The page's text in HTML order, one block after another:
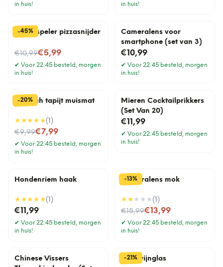
in huis!
in huis!
-45%
Platenspeler pizzasnijder
€10,99
Nu voor€5,99
✔ Voor 22:45 besteld, morgen
in huis!
Cameralens voor
smartphone (set van 3)
€10,99
✔ Voor 22:45 besteld, morgen
in huis!
-20%
Perzisch tapijt muismat
★★★★★( 1 )
€9,99
Nu voor€7,99
✔ Voor 22:45 besteld, morgen
in huis!
Mieren Cocktailprikkers
(Set Van 20)
€11,99
✔ Voor 22:45 besteld, morgen
in huis!
Hondenriem haak
★★★★★( 1 )
€11,99
✔ Voor 22:45 besteld, morgen
in huis!
-13%
Cameralens mok
★★ ★★★( 1 )
€15,99
Nu voor€13,99
✔ Voor 22:45 besteld, morgen
in huis!
Chinese Vissers
-21%
Half wijnglas